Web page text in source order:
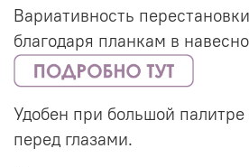
Вариативность
благодаря планкам в
Удобен при большой палитре
перед глазами.